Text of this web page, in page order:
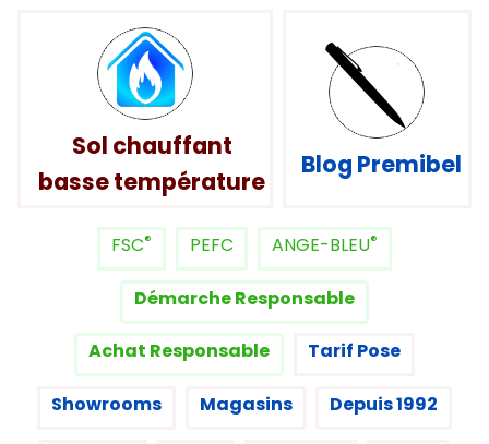
Sol chauffant
basse température
Blog Premibel
FSC® PEFC ANGE-BLEU®
Démarche Responsable
Achat Responsable Tarif Pose
Showrooms Magasins Depuis 1992